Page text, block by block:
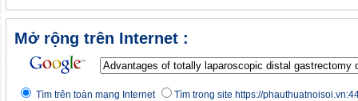
Mở rộng trên Internet :
Tìm trên toàn mạng Internet Tìm trong site https://